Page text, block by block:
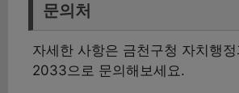
문의처
자세한 사항은 금천구청 자치행
2033으로 문의해보세요.